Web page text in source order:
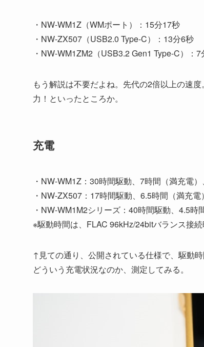
・NW-WM1Z（WMポート）：15分17秒
・NW-ZX507（USB2.0 Type-C）：13分6秒
・NW-WM1ZM2（USB3.2 Gen1 Type-C）：
もう解説は不要だよね。先代の2倍以上の速
力！といったところか。
充電
・NW-WM1Z：30時間駆動、7時間（満充電）
・NW-ZX507：17時間駆動、6.5時間（満充電
・NW-WM1M2シリーズ：40時間駆動、4.5時
※駆動時間は、FLAC 96kHz/24bitバランス接
↑見ての通り、公開されている仕様で、駆動
どういう充電状況なのか、測定してみる。